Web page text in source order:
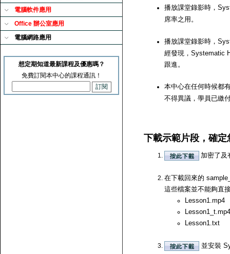
電腦軟件應用
Office 辦公室應用
電腦網路應用
想定期知道最新課程及優惠嗎？
免費訂閱本中心的課程通訊！
播放課堂錄影時，
席率之用。
播放課堂錄影時，
經發現，Systematic
跟進。
本中心在任何時候都
不得異議，學員已繳
下載示範片段，確
加密了及
在下載回來的
這些檔案並不能夠直
Lesson1.mp4
Lesson1_t.mp4
Lesson1.txt
並安裝